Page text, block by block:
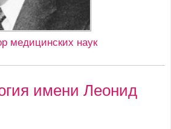
медицинских наук
имени Леонид